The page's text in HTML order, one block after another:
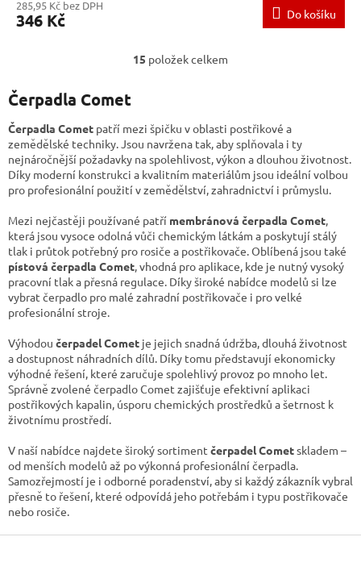
285,95 Kč bez DPH
346 Kč Do košíku
O
d
a
c
í
p
v
k
y
v
ý
p
u
15 položek celkem
Čerpadla Comet
Čerpadla Comet patří mezi špičku v oblasti postřikové a
zemědělské techniky. Jsou navržena tak, aby splňovala i ty
nejnáročnější požadavky na spolehlivost, výkon a dlouhou životnost.
Díky moderní konstrukci a kvalitním materiálům jsou ideální volbou
pro profesionální použití v zemědělství, zahradnictví i průmyslu.
Mezi nejčastěji používané patří membránová čerpadla Comet,
která jsou vysoce odolná vůči chemickým látkám a poskytují stálý
tlak i průtok potřebný pro rosiče a postřikovače. Oblíbená jsou také
pístová čerpadla Comet, vhodná pro aplikace, kde je nutný vysoký
pracovní tlak a přesná regulace. Díky široké nabídce modelů si lze
vybrat čerpadlo pro malé zahradní postřikovače i pro velké
profesionální stroje.
Výhodou čerpadel Comet je jejich snadná údržba, dlouhá životnost
a dostupnost náhradních dílů. Díky tomu představují ekonomicky
výhodné řešení, které zaručuje spolehlivý provoz po mnoho let.
Správně zvolené čerpadlo Comet zajišťuje efektivní aplikaci
postřikových kapalin, úsporu chemických prostředků a šetrnost k
životnímu prostředí.
V naší nabídce najdete široký sortiment čerpadel Cometskladem –
od menších modelů až po výkonná profesionální čerpadla.
Samozřejmostí je i odborné poradenství, aby si každý zákazník vybral
přesně to řešení, které odpovídá jeho potřebám i typu postřikovače
nebo rosiče.